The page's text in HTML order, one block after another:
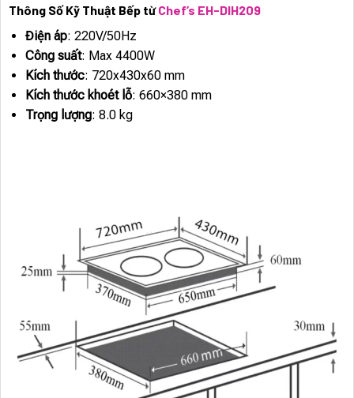
Thông Số Kỹ Thuật Bếp từChef’s EH-DIH209
Điện áp: 220V/50Hz
Công suất: Max 4400W
Kích thước: 720x430x60 mm
Kích thước khoét lỗ: 660×380 mm
Trọng lượng: 8.0 kg